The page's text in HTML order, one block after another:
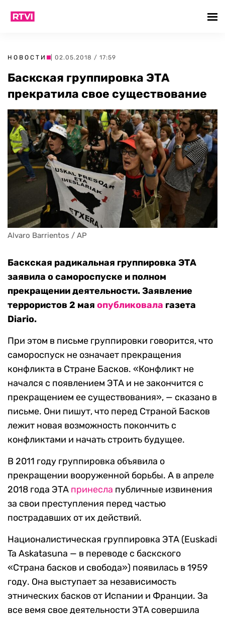
НОВОСТИ | 02.05.2018 / 17:59
Баскская группировка ЭТА
прекратила свое существование
Alvaro Barrientos / AP
Баскская радикальная группировка ЭТА
заявила о самороспуске и полном
прекращении деятельности. Заявление
террористов 2 мая опубликовала газета
Diario.
При этом в письме группировки говорится, что
самороспуск не означает прекращения
конфликта в Стране Басков. «Конфликт не
начался с появлением ЭТА и не закончится с
прекращением ее существования», — сказано в
письме. Они пишут, что перед Страной Басков
лежит новая возможность покончить с
конфликтами и начать строить будущее.
В 2011 году группировка объявила о
прекращении вооруженной борьбы. А в апреле
2018 года ЭТА принесла публичные извинения
за свои преступления перед частью
пострадавших от их действий.
Националистическая группировка ЭТА (Euskadi
Ta Askatasuna — в переводе с баскского
«Страна басков и свобода») появилась в 1959
году. Она выступает за независимость
этнических басков от Испании и Франции. За
все вемя свое деятельности ЭТА совершила